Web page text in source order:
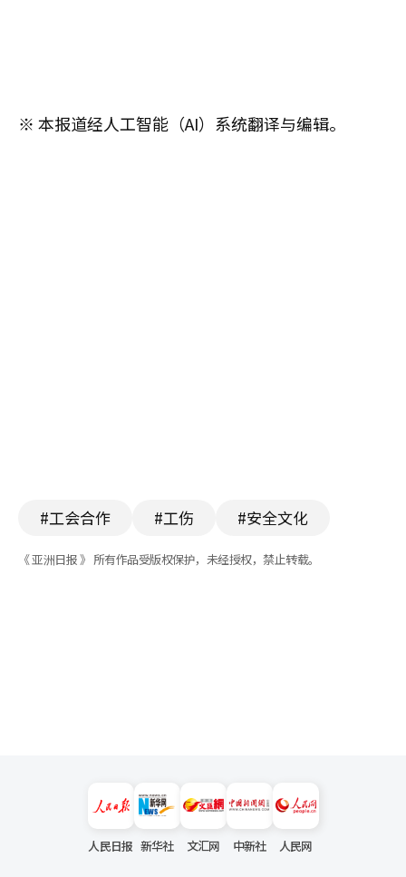
※ 本报道经人工智能（AI）系统翻译与编辑。
#工会合作 #工伤 #安全文化
《 亚洲日报 》 所有作品受版权保护，未经授权，禁止转载。
人民日报 新华社 文汇网 中新社 人民网